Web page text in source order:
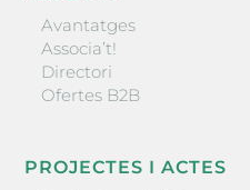
Avantatges
Associa’t!
Directori
Ofertes B2B
PROJECTES I ACTES